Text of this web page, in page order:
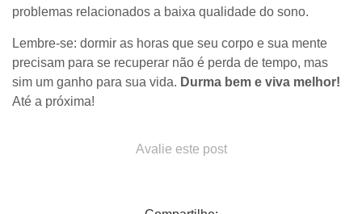
problemas relacionados a baixa qualidade do sono.
Lembre-se: dormir as horas que seu corpo e sua mente
precisam para se recuperar não é perda de tempo, mas
sim um ganho para sua vida. Durma bem e viva melhor!
Até a próxima!
Avalie este post